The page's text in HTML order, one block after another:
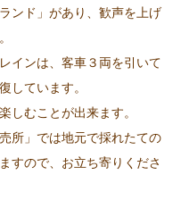
ンド」があり、歓声を上げ
インは、客車３両を引いて
しています。
しむことが出来ます。
所」では地元で採れたての
すので、お立ち寄りくださ